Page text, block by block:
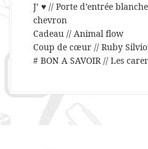
J’ ♥ // Porte d’entrée
chevron
Cadeau // Animal flow
Coup de cœur // Ruby
# BON A SAVOIR // Les